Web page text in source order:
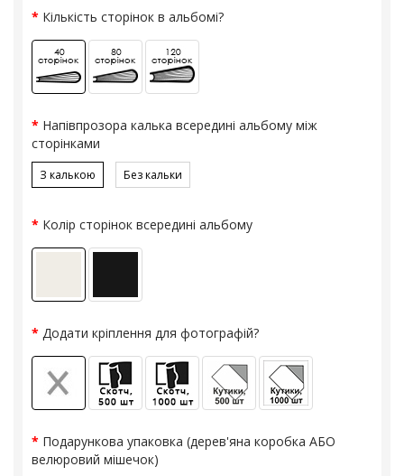
Кількість сторінок в альбомі?
Напівпрозора калька всередині альбому між
сторінками
З калькою Без кальки
Колір сторінок всередині альбому
Додати кріплення для фотографій?
Подарункова упаковка (дерев'яна коробка АБО
велюровий мішечок)